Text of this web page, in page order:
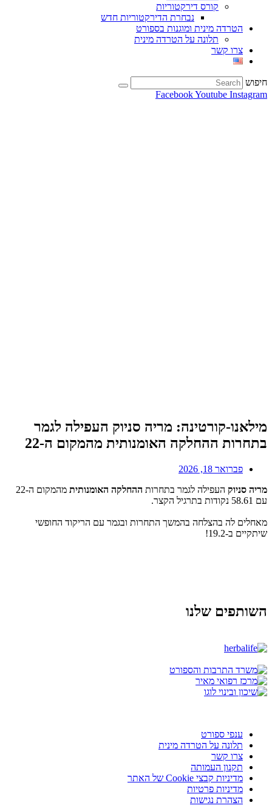
קורס דירקטוריות
נבחרת הדירקטוריות חדש
הטרדה מינית ומוגנות בספורט
תלונה על הטרדה מינית
צרו קשר
חיפוש
FacebookYoutube Instagram
מילאנו-קורטינה: מריה סניוק העפילה לגמר
בתחרות ההחלקה האומנותית מהמקום ה-22
פברואר 18, 2026
מריה סניוק העפילה לגמר בתחרות ההחלקה האומנותית
מהמקום ה-22
עם 58.61 נקודות בתרגיל הקצר.
מאחלים לה בהצלחה בהמשך התחרות ובגמר עם הריקוד החופשי
שיתקיים ב-19.2!
השותפים שלנו
ענפי ספורט
תלונה על הטרדה מינית
צרו קשר
תקנון העמותה
מדיניות קבצי Cookie של האתר
מדיניות פרטיות
הצהרת נגישות